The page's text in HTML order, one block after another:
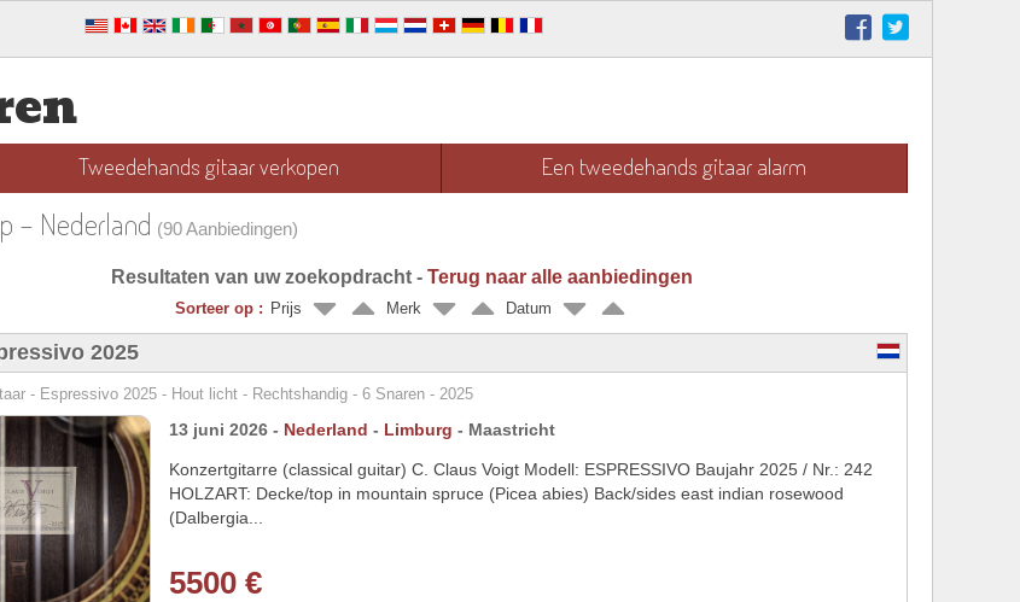
Tweedehands gitaar verkopen Een tweedehands gitaar alarm
- Nederland (90 Aanbiedingen)
Resultaten van uw zoekopdracht - Terug naar alle aanbiedingen
Sorteer op : Prijs Merk Datum
2025
- Espressivo 2025 - Hout licht - Rechtshandig - 6 Snaren - 2025
13 juni 2026 - Nederland - Limburg - Maastricht
Konzertgitarre (classical guitar) C. Claus Voigt Modell: ESPRESSIVO Baujahr 2025 / Nr.: 242
HOLZART: Decke/top in mountain spruce (Picea abies) Back/sides east indian rosewood
(Dalbergia...
5500 €